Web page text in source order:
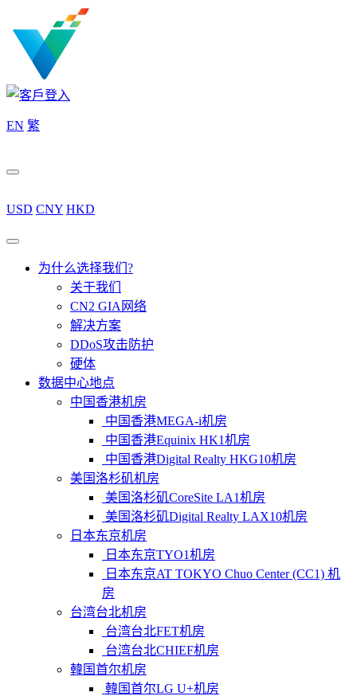
EN 繁
USD CNY HKD
为什么选择我们?
关于我们
CN2 GIA网络
解决方案
DDoS攻击防护
硬体
数据中心地点
中国香港机房
中国香港MEGA-i机房
中国香港Equinix HK1机房
中国香港Digital Realty HKG10机房
美国洛杉矶机房
美国洛杉矶CoreSite LA1机房
美国洛杉矶Digital Realty LAX10机房
日本东京机房
日本东京TYO1机房
日本东京AT TOKYO Chuo Center (CC1) 机
房
台湾台北机房
台湾台北FET机房
台湾台北CHIEF机房
韓国首尔机房
韓国首尔LG U+机房